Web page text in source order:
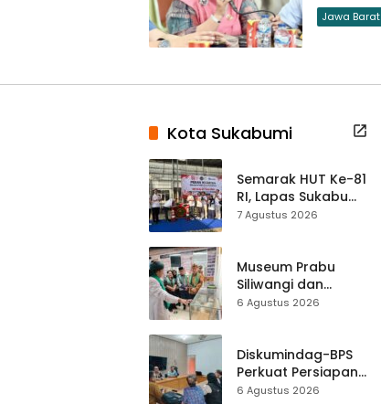
Jawa Barat
Kota Sukabumi
Semarak HUT Ke-81
RI, Lapas Sukabumi
Resmi Gelar Pekan
7 Agustus 2026
Museum Prabu
Siliwangi dan
Museum Keramik
Hampir 500 Koleksi
Dipisahkan
6 Agustus 2026
Diskumindag-BPS
Perkuat Persiapan
Sensus Ekonomi,
6 Agustus 2026